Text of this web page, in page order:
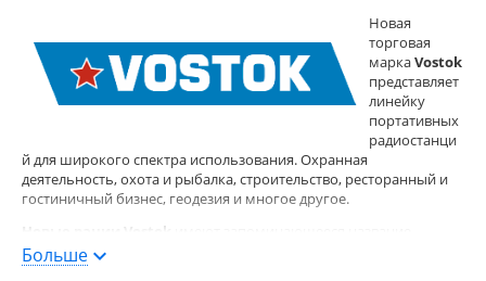
Новая
торговая
маркаVostok
представляет
линейку
портативных
радиостанци
й для широкого спектра использования. Охранная
деятельность, охота и рыбалка, строительство, ресторанный и
гостиничный бизнес, геодезия и многое другое.
Новые рации Vostok
Благодаря логотипу с красной звездой они легко узнаваемы.
Модельный ряд включает в себя рацию
Больше